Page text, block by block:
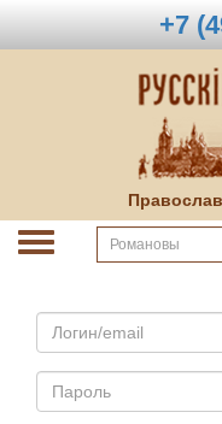
+7
Email
Пароль